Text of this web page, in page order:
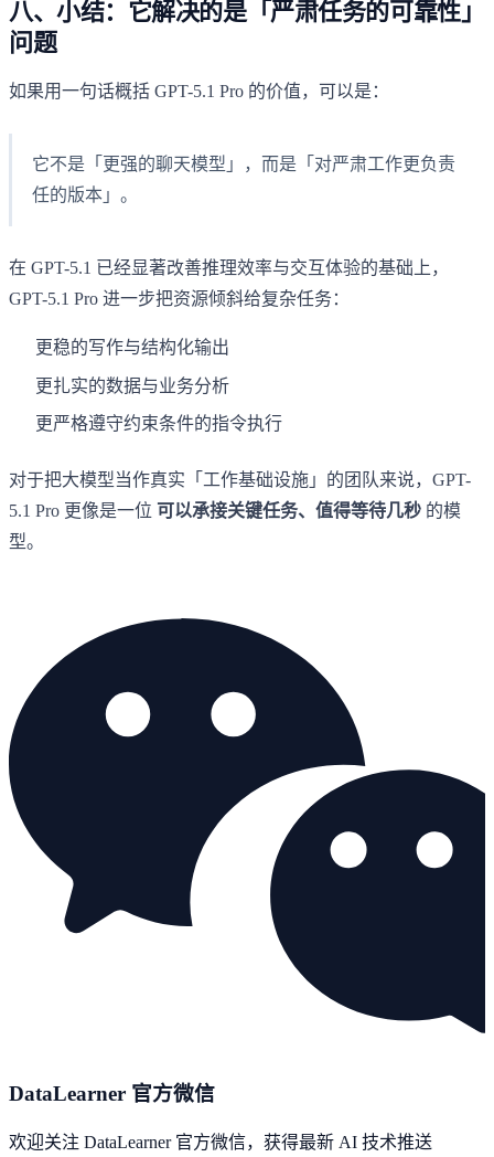
八、小结：它解决的是「严肃任务的可靠性」
问题
如果用一句话概括 GPT-5.1 Pro 的价值，可以是：
它不是「更强的聊天模型」，而是「对严肃工作更负责
任的版本」。
在 GPT-5.1 已经显著改善推理效率与交互体验的基础上，
GPT-5.1 Pro 进一步把资源倾斜给复杂任务：
更稳的写作与结构化输出
更扎实的数据与业务分析
更严格遵守约束条件的指令执行
对于把大模型当作真实「工作基础设施」的团队来说，GPT-
5.1 Pro 更像是一位 可以承接关键任务、值得等待几秒 的模
型。
DataLearner 官方微信
欢迎关注 DataLearner 官方微信，获得最新 AI 技术推送